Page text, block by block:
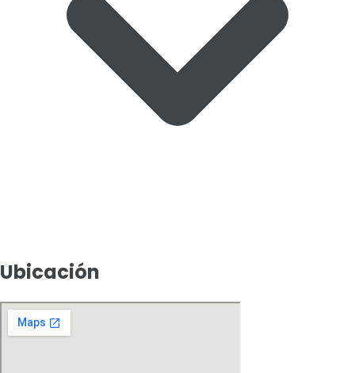
Ubicación